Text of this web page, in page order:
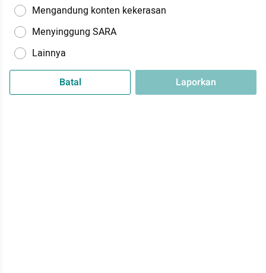
Mengandung konten kekerasan
Menyinggung SARA
Lainnya
Batal Laporkan